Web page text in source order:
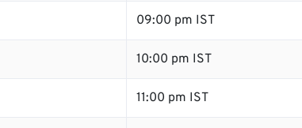
09:00 pm IST
10:00 pm IST
11:00 pm IST